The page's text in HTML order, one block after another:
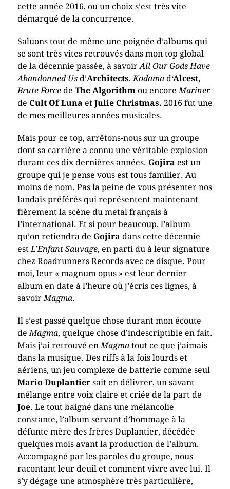
cette année 2016, ou un choix s’est très vite
démarqué de la concurrence.
Saluons tout de même une poignée d’albums qui
se sont très vites retrouvés dans mon top global
de la décennie passée, à savoirAll Our Gods Have
Abandonned Us d’Architects,Kodamad‘Alcest,
Brute Forcede The Algorithmou encoreMariner
de Cult Of Luna etJulie Christmas. 2016 fut une
de mes meilleures années musicales.
Mais pour ce top, arrêtons-nous sur un groupe
dont sa carrière a connu une véritable explosion
durant ces dix dernières années. Gojira est un
groupe qui je pense vous est tous familier. Au
moins de nom. Pas la peine de vous présenter nos
landais préférés qui représentent maintenant
fièrement la scène du metal français à
l’international. Et si pour beaucoup, l’album
qu’on retiendra de Gojira dans cette décennie
estL’Enfant Sauvage, en parti du à leur signature
chez Roadrunners Records avec ce disque. Pour
moi, leur « magnum opus » est leur dernier
album en date à l’heure où j’écris ces lignes, à
savoirMagma.
Il s’est passé quelque chose durant mon écoute
deMagma, quelque chose d’indescriptible en fait.
Mais j’ai retrouvé enMagmatout ce que j’aimais
dans la musique. Des riffs à la fois lourds et
aériens, un jeu complexe de batterie comme seul
Mario Duplantiersait en délivrer, un savant
mélange entre voix claire et criée de la part de
Joe. Le tout baigné dans une mélancolie
constante, l’album servant d’hommage à la
défunte mère des frères Duplantier, décédée
quelques mois avant la production de l’album.
Accompagné par les paroles du groupe, nous
racontant leur deuil et comment vivre avec lui. Il
s’y dégage une atmosphère très particulière,